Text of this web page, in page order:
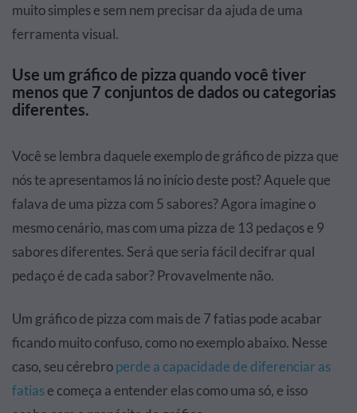
muito simples e sem nem precisar da ajuda de uma
ferramenta visual.
Use um gráfico de pizza quando você tiver
menos que 7 conjuntos de dados ou categorias
diferentes.
Você se lembra daquele exemplo de gráfico de pizza que
nós te apresentamos lá no início deste post? Aquele que
falava de uma pizza com 5 sabores? Agora imagine o
mesmo cenário, mas com uma pizza de 13 pedaços e 9
sabores diferentes. Será que seria fácil decifrar qual
pedaço é de cada sabor? Provavelmente não.
Um gráfico de pizza com mais de 7 fatias pode acabar
ficando muito confuso, como no exemplo abaixo. Nesse
caso, seu cérebroperde a capacidade de diferenciar as
fatiase começa a entender elas como uma só, e isso